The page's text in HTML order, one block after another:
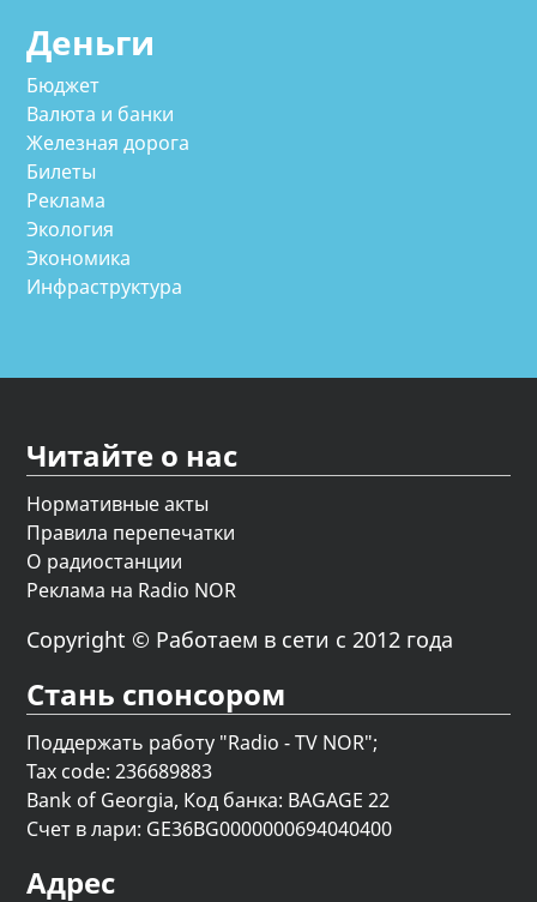
Деньги
Бюджет
Валюта и банки
Железная дорога
Билеты
Реклама
Экология
Экономика
Инфраструктура
Читайте о нас
Нормативные акты
Правила перепечатки
О радиостанции
Реклама на Radio NOR
Copyright © Работаем в сети с 2012 года
Стань спонсором
Поддержать работу "Radio - TV NOR";
Tax code: 236689883
Bank of Georgia, Код банка: BAGAGE 22
Счет в лари: GE36BG0000000694040400
Адрес